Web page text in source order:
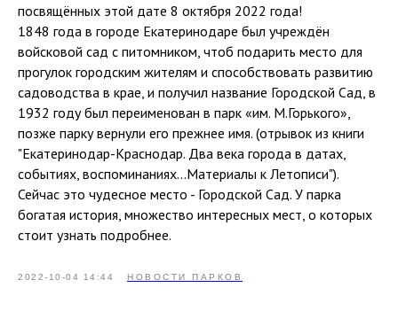
посвящённых этой дате 8 октября 2022 года!
1848 года в городе Екатеринодаре был учреждён
войсковой сад с питомником, чтоб подарить место для
прогулок городским жителям и способствовать развитию
садоводства в крае, и получил название Городской Сад, в
1932 году был переименован в парк «им. М.Горького»,
позже парку вернули его прежнее имя. (отрывок из книги
"Екатеринодар-Краснодар. Два века города в датах,
событиях, воспоминаниях…Материалы к Летописи").
Сейчас это чудесное место - Городской Сад. У парка
богатая история, множество интересных мест, о которых
стоит узнать подробнее.
2022-10-04 14:44 НОВОСТИ ПАРКОВ